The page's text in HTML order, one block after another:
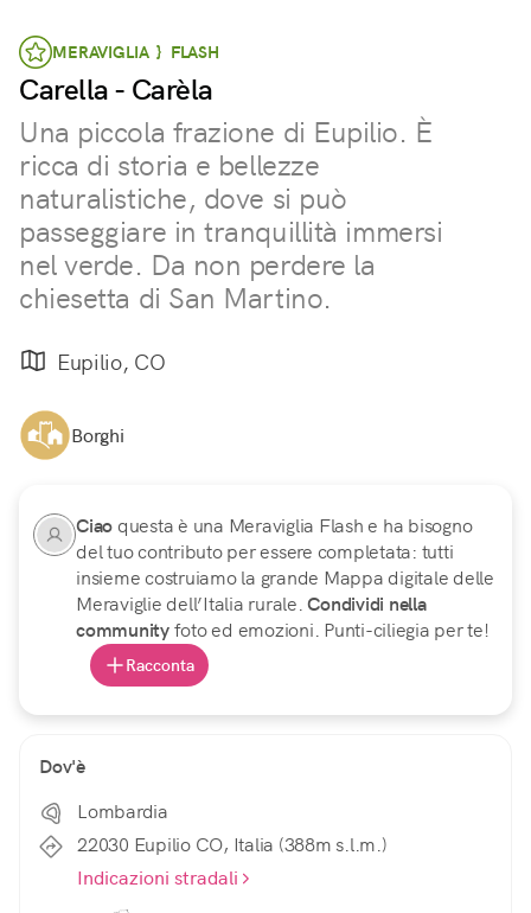
MERAVIGLIA } FLASH
Carella - Carèla
Una piccola frazione di Eupilio. È
ricca di storia e bellezze
naturalistiche, dove si può
passeggiare in tranquillità immersi
nel verde. Da non perdere la
chiesetta di San Martino.
Eupilio, CO
Borghi
Ciao questa è una Meraviglia Flash e ha bisogno
del tuo contributo per essere completata: tutti
insieme costruiamo la grande Mappa digitale delle
Meraviglie dell’Italia rurale.Condividi nella
communityfoto ed emozioni. Punti-ciliegia per te!
Racconta
Dov'è
Lombardia
22030 Eupilio CO, Italia (388m s.l.m.)
Indicazioni stradali